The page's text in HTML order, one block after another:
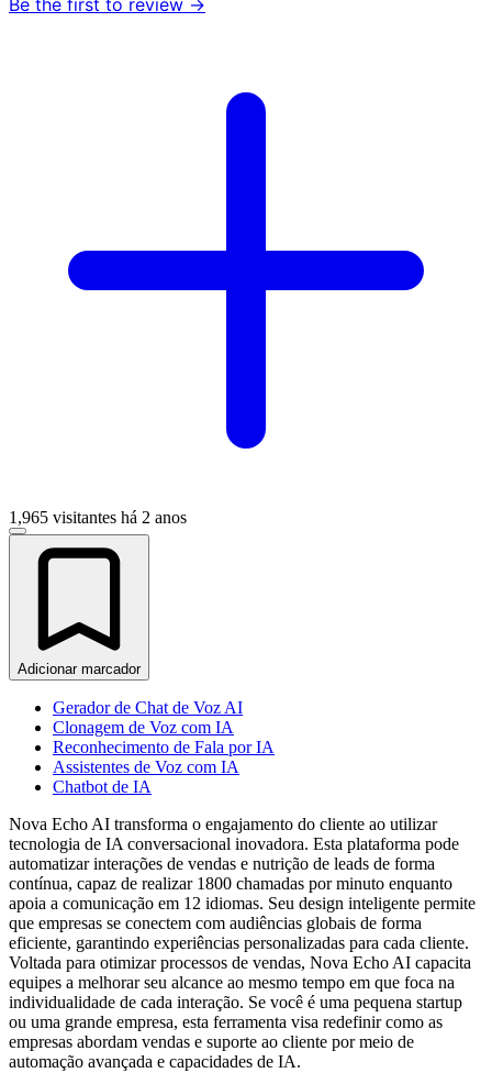
Be the first to review →
1,965 visitantes há 2 anos
Adicionar marcador
Gerador de Chat de Voz AI
Clonagem de Voz com IA
Reconhecimento de Fala por IA
Assistentes de Voz com IA
Chatbot de IA
Nova Echo AI transforma o engajamento do cliente ao utilizar
tecnologia de IA conversacional inovadora. Esta plataforma pode
automatizar interações de vendas e nutrição de leads de forma
contínua, capaz de realizar 1800 chamadas por minuto enquanto
apoia a comunicação em 12 idiomas. Seu design inteligente permite
que empresas se conectem com audiências globais de forma
eficiente, garantindo experiências personalizadas para cada cliente.
Voltada para otimizar processos de vendas, Nova Echo AI capacita
equipes a melhorar seu alcance ao mesmo tempo em que foca na
individualidade de cada interação. Se você é uma pequena startup
ou uma grande empresa, esta ferramenta visa redefinir como as
empresas abordam vendas e suporte ao cliente por meio de
automação avançada e capacidades de IA.